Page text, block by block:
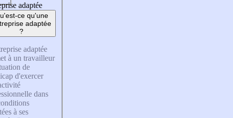
adaptée
ce qu'une
adaptée
?
adaptée
à un travailleur
de
d'exercer
dans
à ses